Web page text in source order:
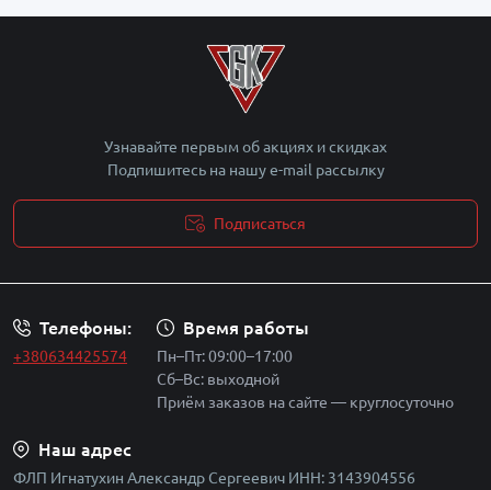
Узнавайте первым об акциях и скидках
Подпишитесь на нашу e-mail рассылку
Подписаться
Телефоны:
+380634425574
Время работы
Пн–Пт: 09:00–17:00
Сб–Вс: выходной
Приём заказов на сайте — круглосуточно
Наш адрес
ФЛП Игнатухин Александр Сергеевич ИНН: 3143904556